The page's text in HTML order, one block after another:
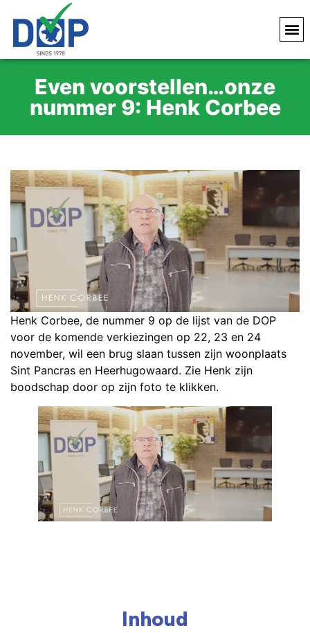
Even voorstellen…onze
nummer 9: Henk Corbee
Henk Corbee, de nummer 9 op de lijst van de DOP
voor de komende verkiezingen op 22, 23 en 24
november, wil een brug slaan tussen zijn woonplaats
Sint Pancras en Heerhugowaard. Zie Henk zijn
boodschap door op zijn foto te klikken.
Inhoud